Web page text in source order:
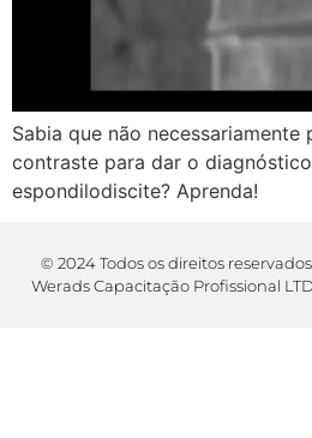
Sabia que não necessariamente
contraste para dar o
espondilodiscite? Aprenda!
© 2024 Todos os direitos
Werads Capacitação Profissional